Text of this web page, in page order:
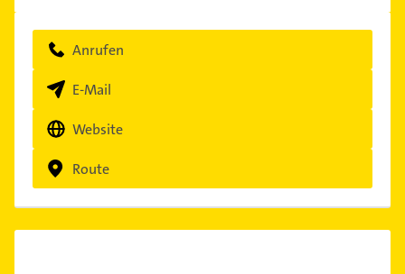
Anrufen
E-Mail
Website
Route